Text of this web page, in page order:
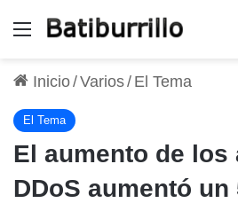
Menú
Inicio/Varios/ El Tema
El Tema
El aumento de los
DDoS aumentó un